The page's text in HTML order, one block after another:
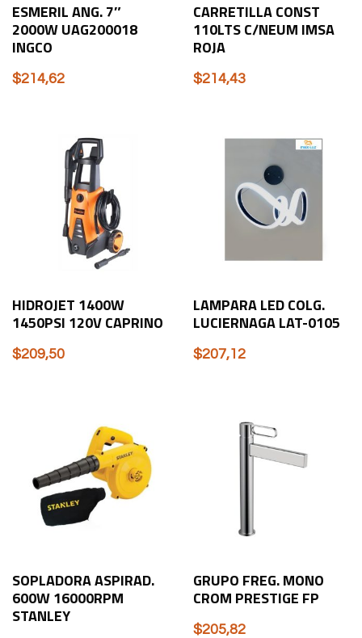
ESMERIL ANG. 7″
2000W UAG200018
INGCO
$214,62
CARRETILLA CONST
110LTS C/NEUM IMSA
ROJA
$214,43
HIDROJET 1400W
1450PSI 120V CAPRINO
$209,50
LAMPARA LED COLG.
LUCIERNAGA LAT-0105
$207,12
SOPLADORA ASPIRAD.
600W 16000RPM
STANLEY
GRUPO FREG. MONO
CROM PRESTIGE FP
$205,82